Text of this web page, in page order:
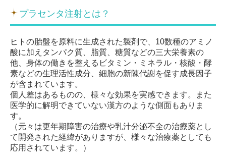
プラセンタ注射とは？
ヒトの胎盤を原料に生成された製剤で、10数種のアミノ
酸に加えタンパク質、脂質、糖質などの三大栄養素の
他、身体の働きを整えるビタミン・ミネラル・核酸・酵
素などの生理活性成分、細胞の新陳代謝を促す成長因子
が含まれています。
個人差はあるものの、様々な効果を実感できます。また
医学的に解明できていない漢方のような側面もありま
す。
（元々は更年期障害の治療や乳汁分泌不全の治療薬とし
て開発された経緯がありますが、様々な治療薬としても
応用されています。）